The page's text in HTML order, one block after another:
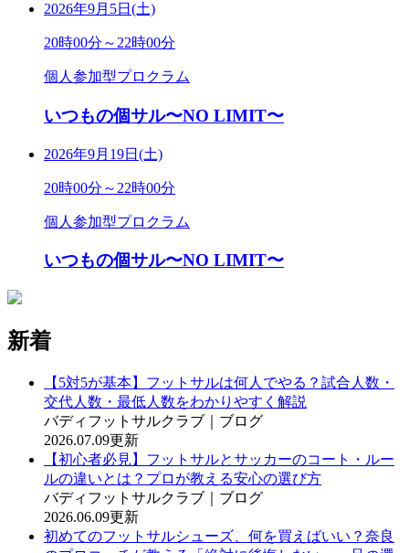
2026年9月5日(土)
20時00分～22時00分
個人参加型プロクラム
いつもの個サル〜NO LIMIT〜
2026年9月19日(土)
20時00分～22時00分
個人参加型プロクラム
いつもの個サル〜NO LIMIT〜
新着
【5対5が基本】フットサルは何人でやる？試合人数・
交代人数・最低人数をわかりやすく解説
バディフットサルクラブ｜ブログ
2026.07.09更新
【初心者必見】フットサルとサッカーのコート・ルー
ルの違いとは？プロが教える安心の選び方
バディフットサルクラブ｜ブログ
2026.06.09更新
初めてのフットサルシューズ、何を買えばいい？奈良